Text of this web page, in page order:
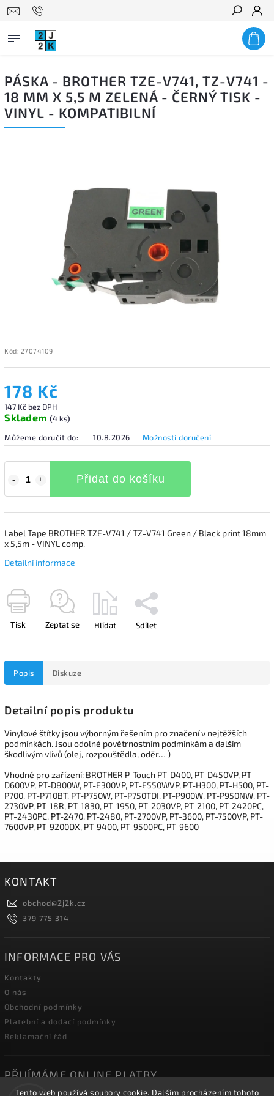
Tento web používá soubory cookie. Dalším procházením tohoto
Hledat
PÁSKA - BROTHER TZE-V741, TZ-V741 -
18 MM X 5,5 M ZELENÁ - ČERNÝ TISK -
VINYL - KOMPATIBILNÍ
Kód: 27074109
178 Kč
147 Kč bez DPH
Skladem (4 ks)
Můžeme doručit do:
10.8.2026 Možnosti doručení
Přidat do košíku
Label Tape BROTHER TZE-V741 / TZ-V741 Green / Black print 18mm
x 5,5m - VINYL comp.
Detailní informace
Tisk Zeptat se Hlídat Sdílet
Popis Diskuze
Detailní popis produktu
Vinylové štítky jsou výborným řešením pro značení v nejtěžších
podmínkách. Jsou odolné povětrnostním podmínkám a dalším
škodlivým vlivů (olej, rozpouštědla, oděr… )
Vhodné pro zařízení: BROTHER P-Touch PT-D400, PT-D450VP, PT-
D600VP, PT-D800W, PT-E300VP, PT-E550WVP, PT-H300, PT-H500, PT-
P700, PT-P710BT, PT-P750W, PT-P750TDI, PT-P900W, PT-P950NW, PT-
2730VP, PT-18R, PT-1830, PT-1950, PT-2030VP, PT-2100, PT-2420PC,
PT-2430PC, PT-2470, PT-2480, PT-2700VP, PT-3600, PT-7500VP, PT-
7600VP, PT-9200DX, PT-9400, PT-9500PC, PT-9600
KONTAKT
obchod@2j2k.cz
379 775 314
INFORMACE PRO VÁS
Kontakty
O nás
Obchodní podmínky
Platební a dodací podmínky
Reklamační řád
PŘIJÍMÁME ONLINE PLATBY